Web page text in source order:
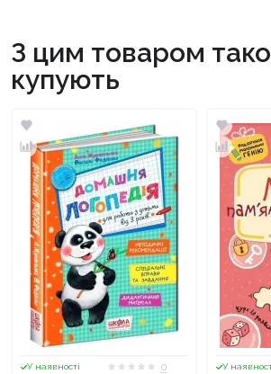
З цим товаром
купують
У наявності
0
У